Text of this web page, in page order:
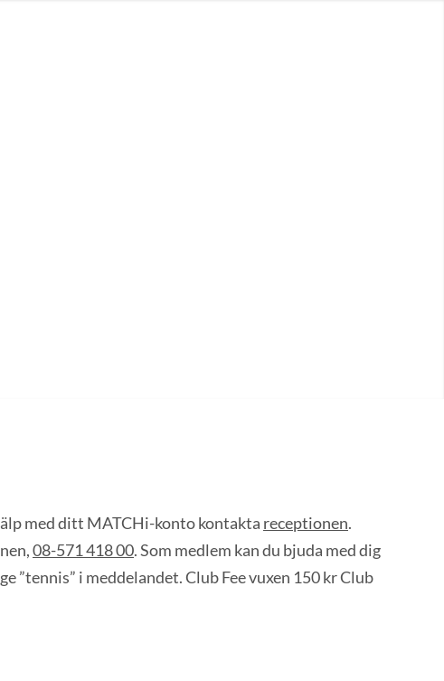
med ditt MATCHi-konto kontakta receptionen.
08-571 418 00. Som medlem kan du bjuda med dig
”tennis” i meddelandet. Club Fee vuxen 150 kr Club